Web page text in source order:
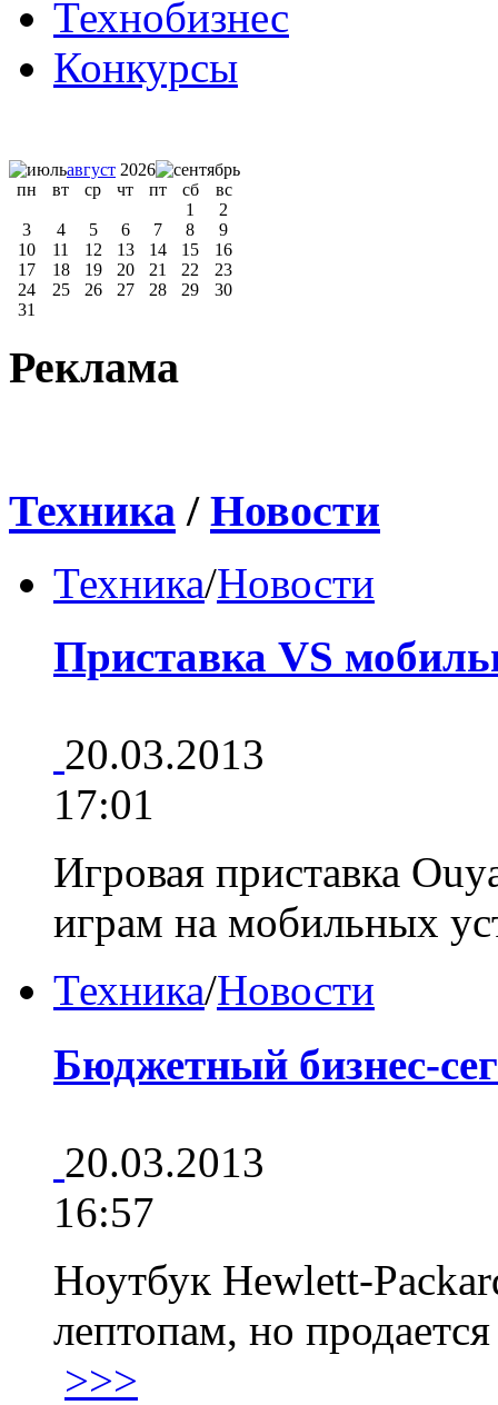
Технобизнес
Конкурсы
август 2026
пн
вт ср чт пт сб
вс
1
2
3
4 5 6 7 8
9
10
11 12 13 14 15
16
17
18 19 20 21 22
23
24
25 26 27 28 29
30
31
Реклама
Техника / Новости
Техника/Новости
Приставка VS
20.03.2013
17:01
Игровая приставка
играм на мобильных
Техника/Новости
Бюджетный бизнес-
20.03.2013
16:57
Ноутбук Hewlett-
лептопам, но
>>>